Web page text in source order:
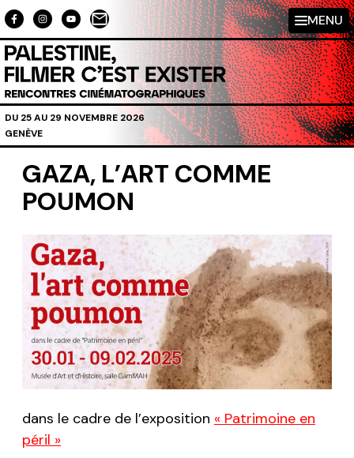
Aller au contenu directement
MENU
DU 25 AU 29 NOVEMBRE 2026
GENÈVE
GAZA, L’ART COMME
POUMON
dans le cadre de l’exposition « Patrimoine en
péril »